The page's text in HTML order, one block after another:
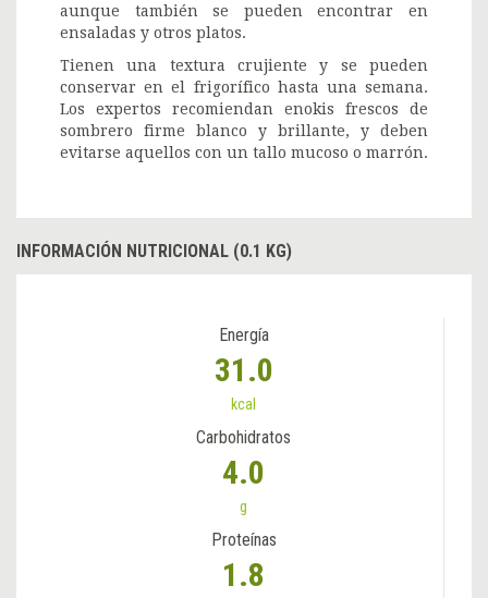
aunque también se pueden encontrar en
ensaladas y otros platos.
Tienen una textura crujiente y se pueden
conservar en el frigorífico hasta una semana.
Los expertos recomiendan enokis frescos de
sombrero firme blanco y brillante, y deben
evitarse aquellos con un tallo mucoso o marrón.
INFORMACIÓN NUTRICIONAL (0.1 KG)
Energía
31.0
kcal
Carbohidratos
4.0
g
Proteínas
1.8